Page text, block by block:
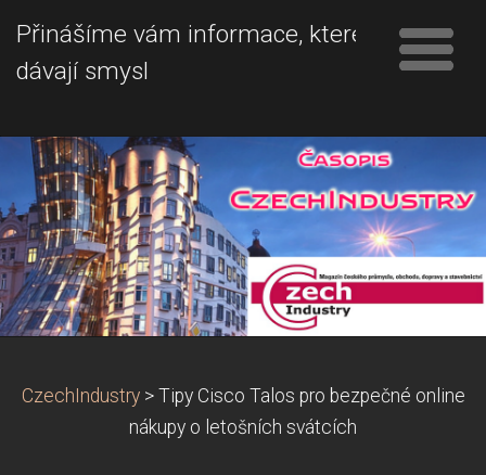
Přinášíme vám informace, které
dávají smysl
CzechIndustry > Tipy Cisco Talos pro bezpečné online
nákupy o letošních svátcích